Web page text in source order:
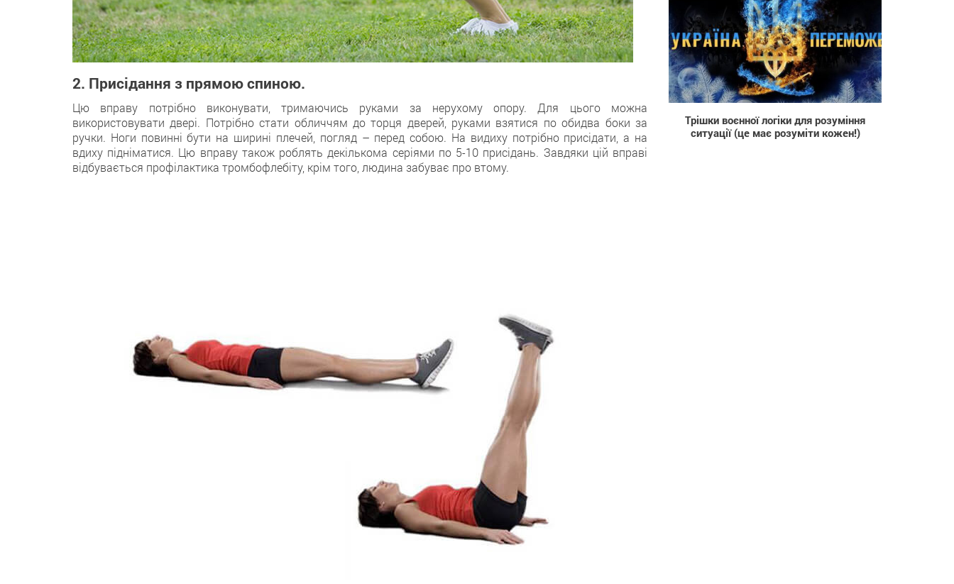
2. Присідання з прямою спиною.
Цю вправу потрібно виконувати, тримаючись руками за нерухому опору. Для цього можна
використовувати двері. Потрібно стати обличчям до торця дверей, руками взятися по обидва боки за
ручки. Ноги повинні бути на ширині плечей, погляд – перед собою. На видиху потрібно присідати, а на
вдиху підніматися. Цю вправу також роблять декількома серіями по 5-10 присідань. Завдяки цій вправі
відбувається профілактика тромбофлебіту, крім того, людина забуває про втому.
2 512
Трішки воєнної логіки для розуміння
ситуації (це має розуміти кожен!)